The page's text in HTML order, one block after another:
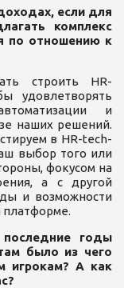
если для
комплекс
по отношению к
строить HR-
удовлетворять
и
наших решений.
в HR-tech-
выбор того или
фокусом на
а с другой
и возможности
платформе.
годы
было из чего
игрокам? А как